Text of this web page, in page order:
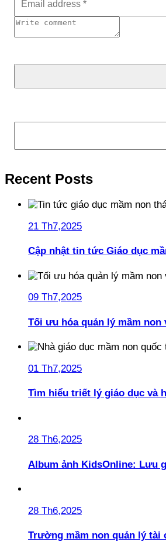
Tìm kiếm
Recent Posts
21 Th7,2025
Cập nhật tin tức Giáo dục
09 Th7,2025
Tối ưu hóa quản lý mầm
01 Th7,2025
Tìm hiểu triết lý giáo dục và
28 Th6,2025
Album ảnh KidsOnline: Lưu
28 Th6,2025
Trường mầm non quản lý tài